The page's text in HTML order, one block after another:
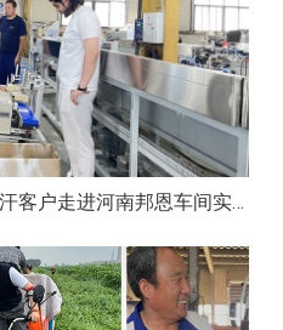
河南邦恩｜客商到访- 阿富汗客户走进河南邦恩车间实地洽谈合作